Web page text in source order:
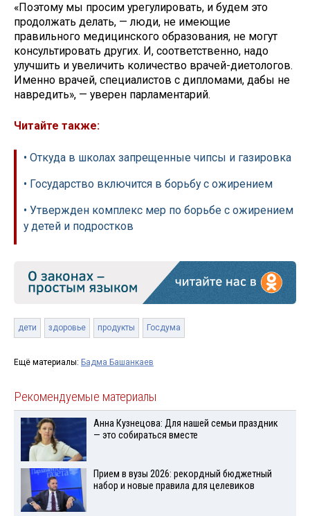
«Поэтому мы просим урегулировать, и будем это
продолжать делать, — люди, не имеющие
правильного медицинского образования, не могут
консультировать других. И, соответственно, надо
улучшить и увеличить количество врачей-диетологов.
Именно врачей, специалистов с дипломами, дабы не
навредить», — уверен парламентарий.
Читайте также:
• Откуда в школах запрещенные чипсы и газировка
• Государство включится в борьбу с ожирением
• Утвержден комплекс мер по борьбе с ожирением
у детей и подростков
дети здоровье продукты Госдума
Ещё материалы: Бадма Башанкаев
Рекомендуемые материалы
Анна Кузнецова: Для нашей семьи праздник
— это собираться вместе
Прием в вузы 2026: рекордный бюджетный
набор и новые правила для целевиков